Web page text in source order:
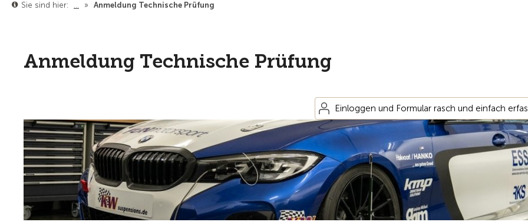
Sie sind hier: … » Anmeldung Technische Prüfung
Anmeldung Technische Prüfung
Einloggen und Formular rasch und einfach